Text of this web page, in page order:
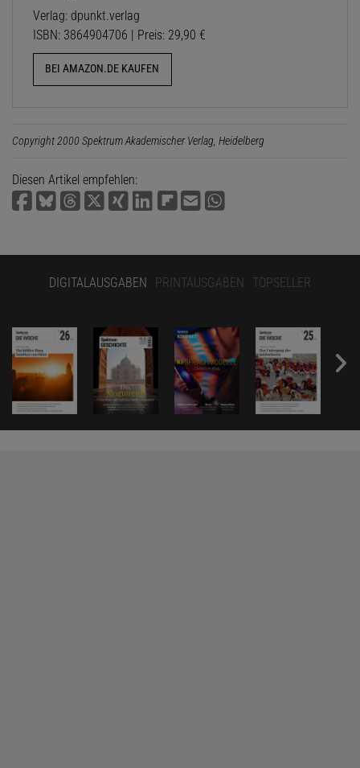
Verlag: dpunkt.verlag
ISBN: 3864904706 | Preis: 29,90 €
BEI AMAZON.DE KAUFEN
Copyright 2000 Spektrum Akademischer Verlag, Heidelberg
Diesen Artikel empfehlen:
DIGITALAUSGABEN PRINTAUSGABEN TOPSELLER